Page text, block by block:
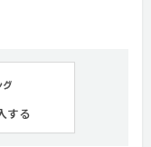
する